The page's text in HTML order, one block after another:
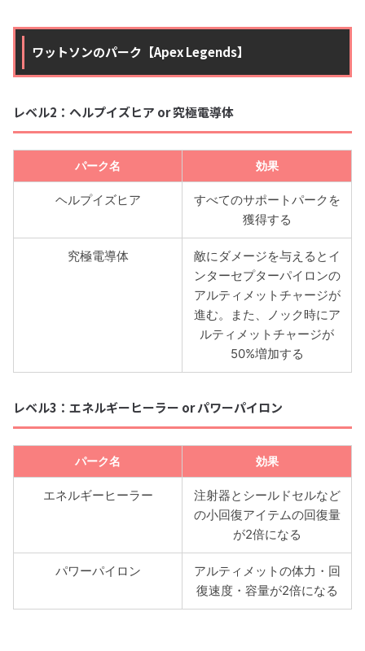
ワットソンのパーク【Apex Legends】
レベル2：ヘルプイズヒア or 究極電導体
パーク名 効果
ヘルプイズヒア
すべてのサポートパークを
獲得する
究極電導体
敵にダメージを与えるとイ
ンターセプターパイロンの
アルティメットチャージが
進む。また、ノック時にア
ルティメットチャージが
50%増加する
レベル3：エネルギーヒーラー or パワーパイロン
パーク名 効果
エネルギーヒーラー
注射器とシールドセルなど
の小回復アイテムの回復量
が2倍になる
パワーパイロン
アルティメットの体力・回
復速度・容量が2倍になる